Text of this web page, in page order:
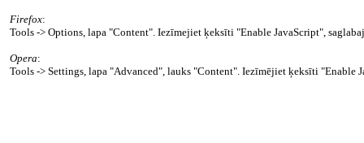
Firefox:
Tools -> Options, lapa "Content". Iezīmejiet ķeksīti "Enable JavaScript",
Opera:
Tools -> Settings, lapa "Advanced", lauks "Content". Iezīmējiet ķeksīti "Enable